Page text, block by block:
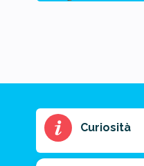
Riassunto
dell'articolo
Curiosità